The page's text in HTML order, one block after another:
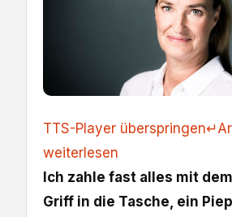
TTS-Player überspringen↵
weiterlesen
Ich zahle fast alles mit
Griff in die Tasche, ein